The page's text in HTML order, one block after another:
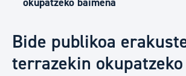
Bide publikoa
terrazekin